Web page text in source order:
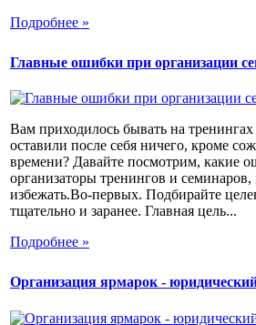
Подробнее »
Главные ошибки при организации
Вам приходилось бывать на
оставили после себя ничего, кроме
времени? Давайте посмотрим, какие
организаторы тренингов и семинаров,
избежать.Во-первых. Подбирайте
тщательно и заранее. Главная цель...
Подробнее »
Организация ярмарок -